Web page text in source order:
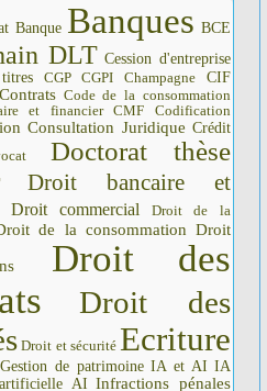
Banque Banques BCE
DLT Cession d'entreprise
CGP CGPI Champagne CIF
Code de la consommation
et financier CMF
Codification
Consultation Juridique Crédit
Doctorat thèse
Droit bancaire et
Droit commercial
Droit de la
de la consommation Droit
Droit des
Droit des
Droit et sécurité Ecriture
Gestion de patrimoine IA et AI IA
AI Infractions pénales